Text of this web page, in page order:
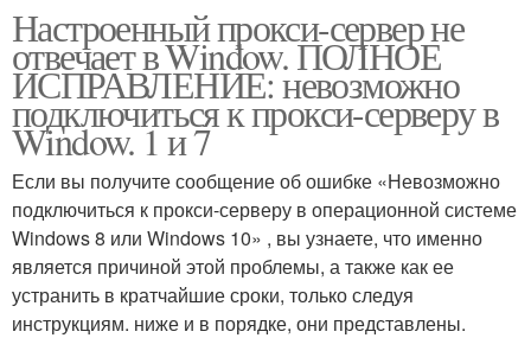
Настроенный прокси-сервер не
отвечает в Window. ПОЛНОЕ
ИСПРАВЛЕНИЕ: невозможно
подключиться к прокси-серверу в
Window. 1 и 7
Если вы получите сообщение об ошибке «Невозможно
подключиться к прокси-серверу в операционной системе
Windows 8 или Windows 10» , вы узнаете, что именно
является причиной этой проблемы, а также как ее
устранить в кратчайшие сроки, только следуя
инструкциям. ниже и в порядке, они представлены.